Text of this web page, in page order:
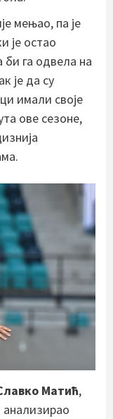
мењао, па је
је остао
би га одвела на
је да су
имали своје
ове сезоне,
Матић,
анализирао